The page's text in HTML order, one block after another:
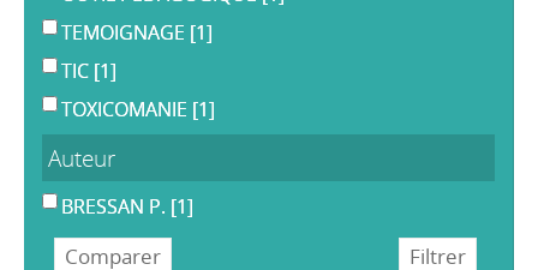
TEMOIGNAGE [1]
TIC [1]
TOXICOMANIE [1]
Auteur
BRESSAN P. [1]